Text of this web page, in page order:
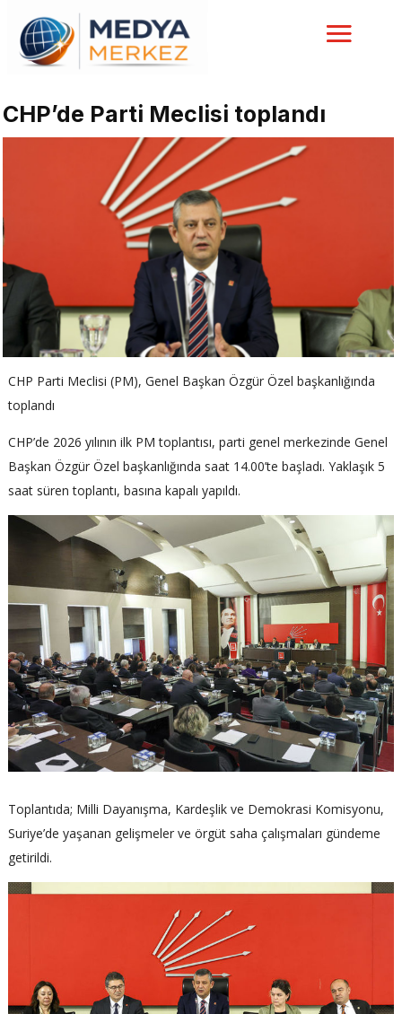
CHP’de Parti Meclisi toplandı
CHP Parti Meclisi (PM), Genel Başkan Özgür Özel başkanlığında
toplandı
CHP’de 2026 yılının ilk PM toplantısı, parti genel merkezinde Genel
Başkan Özgür Özel başkanlığında saat 14.00’te başladı. Yaklaşık 5
saat süren toplantı, basına kapalı yapıldı.
Toplantıda; Milli Dayanışma, Kardeşlik ve Demokrasi Komisyonu,
Suriye’de yaşanan gelişmeler ve örgüt saha çalışmaları gündeme
getirildi.